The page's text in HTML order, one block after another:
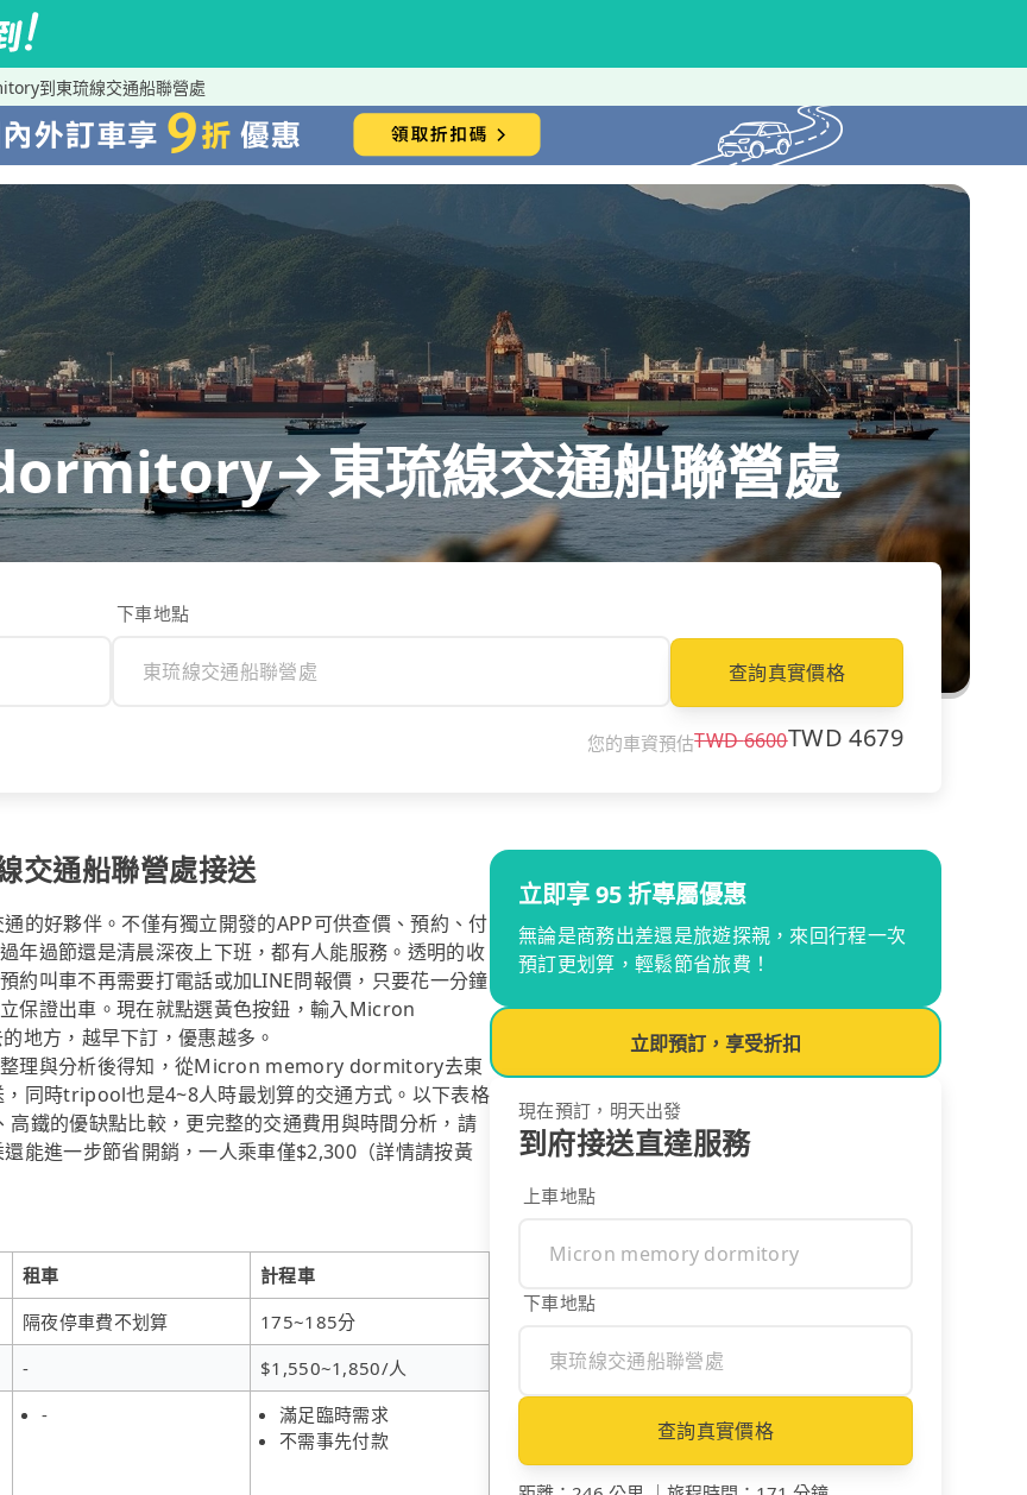
到東琉線交通船聯營處
東琉線交通船聯營處
下車地點
查詢真實價格
您的車資預估TWD6600TWD4679
通船聯營處接送
的好夥伴。不僅有獨立開發的APP可供查價、預約、付
年過節還是清晨深夜上下班，都有人能服務。透明的收
約叫車不再需要打電話或加LINE問報價，只要花一分鐘
保證出車。現在就點選黃色按鈕，輸入Micron
地方，越早下訂，優惠越多。
理與分析後得知，從Micron memory dormitory去東
同時tripool也是4~8人時最划算的交通方式。以下表格
鐵的優缺點比較，更完整的交通費用與時間分析，請
能進一步節省開銷，一人乘車僅$2,300（詳情請按黃
租車
計程車
隔夜停車費不划算
175~185分
-
$1,550~1,850/人
-
滿足臨時需求
不需事先付款
立即享 95 折專屬優惠
無論是商務出差還是旅遊探親，來回行程一次
預訂更划算，輕鬆節省旅費！
立即預訂，享受折扣
現在預訂，明天出發
到府接送直達服務
上車地點
下車地點
查詢真實價格